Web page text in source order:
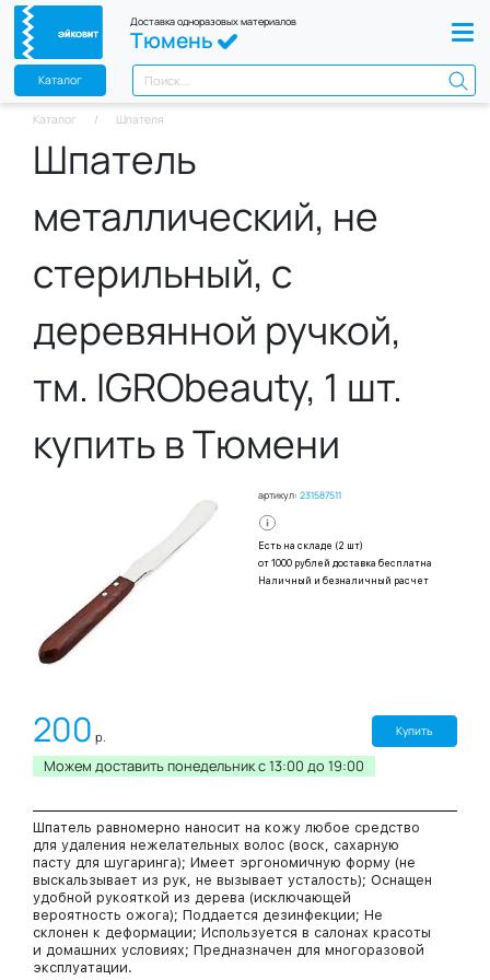
Доставка одноразовых материалов
Тюмень
Каталог
Каталог Шпателя
Шпатель
металлический, не
стерильный, с
деревянной ручкой,
тм. IGRObeauty, 1 шт.
купить в Тюмени
артикул: 231587511
Есть на складе (2 шт)
от 1000 рублей доставка бесплатна
Наличный и безналичный расчет
200 р. Купить
Можем доставить понедельник c 13:00 до 19:00
Шпатель равномерно наносит на кожу любое средство
для удаления нежелательных волос (воск, сахарную
пасту для шугаринга); Имеет эргономичную форму (не
выскальзывает из рук, не вызывает усталость); Оснащен
удобной рукояткой из дерева (исключающей
вероятность ожога); Поддается дезинфекции; Не
склонен к деформации; Используется в салонах красоты
и домашних условиях; Предназначен для многоразовой
эксплуатации.